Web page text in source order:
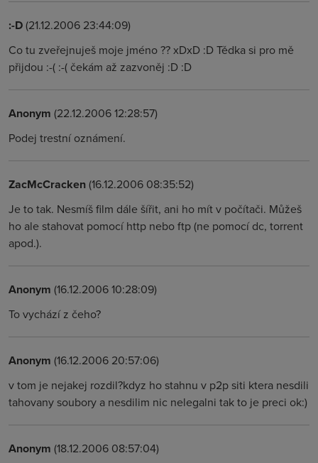
:-D(21.12.2006 23:44:09)
Co tu zveřejnuješ moje jméno ?? xDxD :D Tědka si pro mě
přijdou :-( :-( čekám až zazvoněj :D :D
Anonym (22.12.2006 12:28:57)
Podej trestní oznámení.
ZacMcCracken(16.12.2006 08:35:52)
Je to tak. Nesmíš film dále šířit, ani ho mít v počítači. Můžeš
ho ale stahovat pomocí http nebo ftp (ne pomocí dc, torrent
apod.).
Anonym (16.12.2006 10:28:09)
To vychází z čeho?
Anonym (16.12.2006 20:57:06)
v tom je nejakej rozdil?kdyz ho stahnu v p2p siti ktera nesdili
tahovany soubory a nesdilim nic nelegalni tak to je preci ok:)
Anonym (18.12.2006 08:57:04)